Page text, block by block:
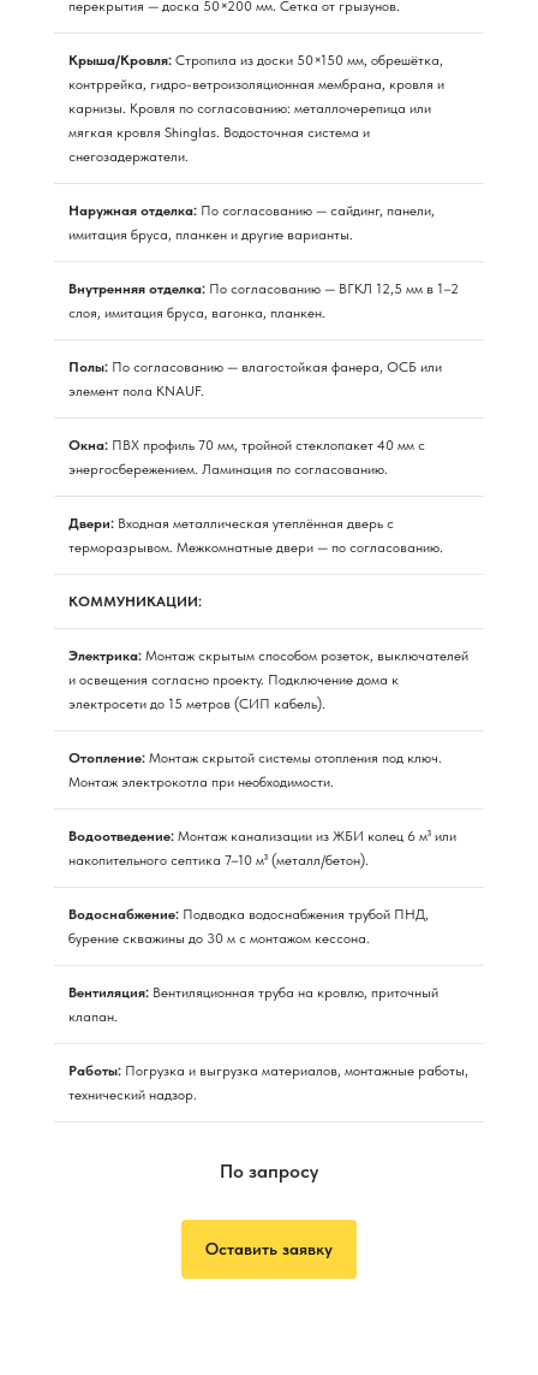
перекрытия — доска 50×200 мм. Сетка от грызунов.
Крыша/Кровля: Стропила из доски 50×150 мм, обрешётка,
контррейка, гидро-ветроизоляционная мембрана, кровля и
карнизы. Кровля по согласованию: металлочерепица или
мягкая кровля Shinglas. Водосточная система и
снегозадержатели.
Наружная отделка: По согласованию — сайдинг, панели,
имитация бруса, планкен и другие варианты.
Внутренняя отделка: По согласованию — ВГКЛ 12,5 мм в 1–2
слоя, имитация бруса, вагонка, планкен.
Полы: По согласованию — влагостойкая фанера, ОСБ или
элемент пола KNAUF.
Окна: ПВХ профиль 70 мм, тройной стеклопакет 40 мм с
энергосбережением. Ламинация по согласованию.
Двери: Входная металлическая утеплённая дверь с
терморазрывом. Межкомнатные двери — по согласованию.
КОММУНИКАЦИИ:
Электрика: Монтаж скрытым способом розеток, выключателей
и освещения согласно проекту. Подключение дома к
электросети до 15 метров (СИП кабель).
Отопление: Монтаж скрытой системы отопления под ключ.
Монтаж электрокотла при необходимости.
Водоотведение: Монтаж канализации из ЖБИ колец 6 м³ или
накопительного септика 7–10 м³ (металл/бетон).
Водоснабжение: Подводка водоснабжения трубой ПНД,
бурение скважины до 30 м с монтажом кессона.
Вентиляция: Вентиляционная труба на кровлю, приточный
клапан.
Работы: Погрузка и выгрузка материалов, монтажные работы,
технический надзор.
По запросу
Оставить заявку